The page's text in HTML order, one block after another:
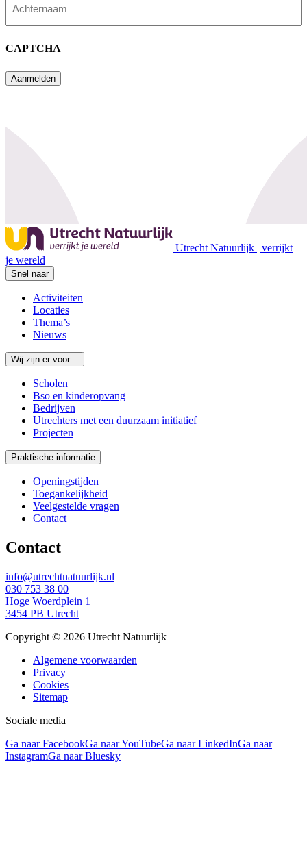
CAPTCHA
Aanmelden
Utrecht Natuurlijk | verrijkt
je wereld
Snel naar
Activiteiten
Locaties
Thema’s
Nieuws
Wij zijn er voor…
Scholen
Bso en kinderopvang
Bedrijven
Utrechters met een duurzaam initiatief
Projecten
Praktische informatie
Openingstijden
Toegankelijkheid
Veelgestelde vragen
Contact
Contact
info@utrechtnatuurlijk.nl
030 753 38 00
Hoge Woerdplein 1
3454 PB Utrecht
Copyright © 2026 Utrecht Natuurlijk
Algemene voorwaarden
Privacy
Cookies
Sitemap
Sociale media
Ga naar FacebookGa naar YouTubeGa naar LinkedInGa naar
InstagramGa naar Bluesky